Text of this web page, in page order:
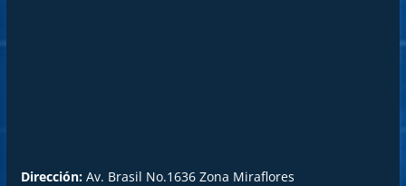
Dirección: Av. Brasil No.1636 Zona Miraflores